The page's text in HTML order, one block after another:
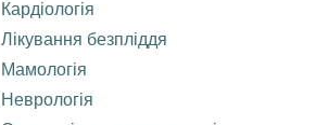
Кардіологія
Лікування безпліддя
Мамологія
Неврологія